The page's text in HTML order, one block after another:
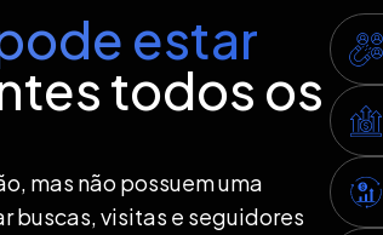
estar
todos os
mas não possuem uma
buscas, visitas e seguidores